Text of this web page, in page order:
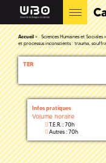
Accueil Sciences Humaines et Sociales
et processus inconscients : trauma,
TER
Infos pratiques
Volume horaire
T.E.R. : 70h
Autres : 70h